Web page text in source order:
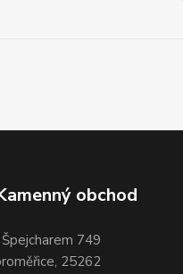
obchod
749
25262